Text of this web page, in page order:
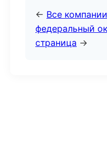
← Все
федеральный
страница →